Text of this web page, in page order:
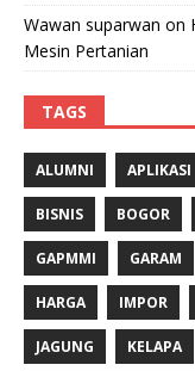
Wawan suparwan on
Mesin Pertanian
TAGS
ALUMNI APLIKASI
BISNIS BOGOR
GAPMMI GARAM
HARGA IMPOR
JAGUNG KELAPA